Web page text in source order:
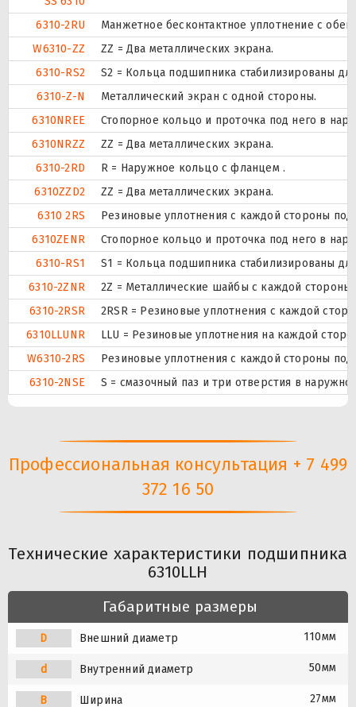
6310-2RU
Манжетное бесконтактное уплотнение с
W6310-ZZ
ZZ = Два металлических экрана.
6310-RS2
S2 = Кольца подшипника стабилизированы
6310-Z-N
Металлический экран с одной стороны.
6310NREE
Стопорное кольцо и проточка под него в
6310NRZZ
ZZ = Два металлических экрана.
6310-2RD
R = Наружное кольцо с фланцем .
6310ZZD2
ZZ = Два металлических экрана.
6310 2RS
Резиновые уплотнения с каждой стороны
6310ZENR
Стопорное кольцо и проточка под него в
6310-RS1
S1 = Кольца подшипника стабилизированы
6310-2ZNR
2Z = Металлические шайбы с каждой
6310-2RSR
2RSR = Резиновые уплотнения с каждой
6310LLUNR
LLU = Резиновые уплотнения на каждой
W6310-2RS
Резиновые уплотнения с каждой стороны
6310-2NSE
S = смазочный паз и три отверстия в
Профессиональная консультация + 7 499
372 16 50
Технические характеристики подшипника
6310LLH
Габаритные размеры
D Внешний диаметр 110мм
d Внутренний диаметр 50мм
B Ширина 27мм